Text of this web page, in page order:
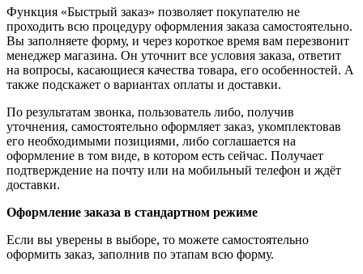
Функция «Быстрый заказ» позволяет покупателю не
проходить всю процедуру оформления заказа самостоятельно.
Вы заполняете форму, и через короткое время вам перезвонит
менеджер магазина. Он уточнит все условия заказа, ответит
на вопросы, касающиеся качества товара, его особенностей. А
также подскажет о вариантах оплаты и доставки.
По результатам звонка, пользователь либо, получив
уточнения, самостоятельно оформляет заказ, укомплектовав
его необходимыми позициями, либо соглашается на
оформление в том виде, в котором есть сейчас. Получает
подтверждение на почту или на мобильный телефон и ждёт
доставки.
Оформление заказа в стандартном режиме
Если вы уверены в выборе, то можете самостоятельно
оформить заказ, заполнив по этапам всю форму.